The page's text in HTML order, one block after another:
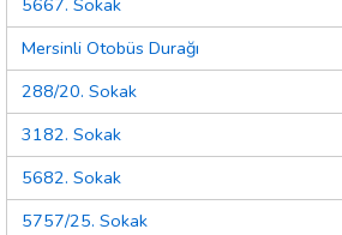
5667. Sokak
Mersinli Otobüs Durağı
288/20. Sokak
3182. Sokak
5682. Sokak
5757/25. Sokak